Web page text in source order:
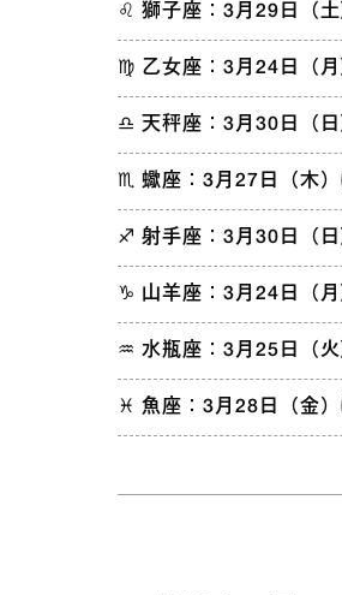
♌︎ 獅子座：3月29日（
♍︎ 乙女座：3月24日（
♎︎ 天秤座：3月30日（
♏︎ 蠍座：3月27日（木
♐︎ 射手座：3月30日（
♑︎ 山羊座：3月24日（
♒︎ 水瓶座：3月25日（
♓︎ 魚座：3月28日（金